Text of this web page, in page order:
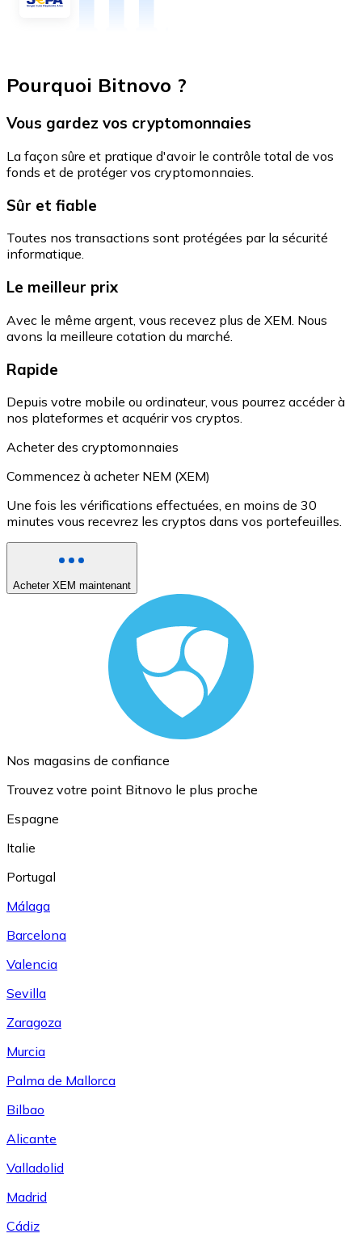
Pourquoi Bitnovo ?
Vous gardez vos cryptomonnaies
La façon sûre et pratique d'avoir le contrôle total de vos
fonds et de protéger vos cryptomonnaies.
Sûr et fiable
Toutes nos transactions sont protégées par la sécurité
informatique.
Le meilleur prix
Avec le même argent, vous recevez plus de XEM. Nous
avons la meilleure cotation du marché.
Rapide
Depuis votre mobile ou ordinateur, vous pourrez accéder à
nos plateformes et acquérir vos cryptos.
Acheter des cryptomonnaies
Commencez à acheter NEM (XEM)
Une fois les vérifications effectuées, en moins de 30
minutes vous recevrez les cryptos dans vos portefeuilles.
Acheter XEM maintenant
Nos magasins de confiance
Trouvez votre point Bitnovo le plus proche
Espagne
Italie
Portugal
Málaga
Barcelona
Valencia
Sevilla
Zaragoza
Murcia
Palma de Mallorca
Bilbao
Alicante
Valladolid
Madrid
Cádiz